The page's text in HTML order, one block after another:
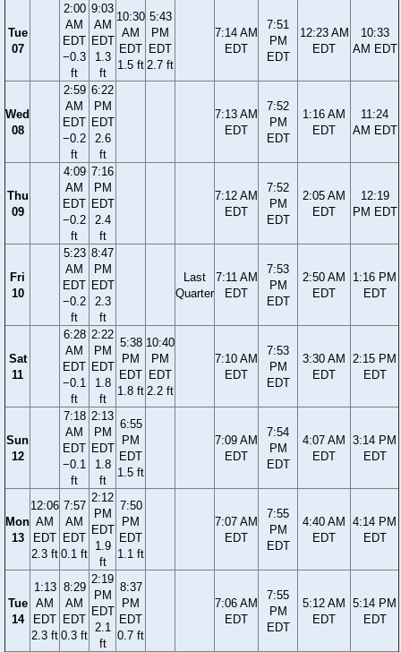
Tue
07
2:00
AM
EDT
−0.3
ft
9:03
AM
EDT
1.3
ft
10:30
AM
EDT
1.5 ft
5:43
PM
EDT
2.7 ft
7:14 AM
EDT
7:51
PM
EDT
12:23 AM
EDT
10:33
AM EDT
Wed
08
2:59
AM
EDT
−0.2
ft
6:22
PM
EDT
2.6
ft
7:13 AM
EDT
7:52
PM
EDT
1:16 AM
EDT
11:24
AM EDT
Thu
09
4:09
AM
EDT
−0.2
ft
7:16
PM
EDT
2.4
ft
7:12 AM
EDT
7:52
PM
EDT
2:05 AM
EDT
12:19
PM EDT
Fri
10
5:23
AM
EDT
−0.2
ft
8:47
PM
EDT
2.3
ft
Last
Quarter
7:11 AM
EDT
7:53
PM
EDT
2:50 AM
EDT
1:16 PM
EDT
Sat
11
6:28
AM
EDT
−0.1
ft
2:22
PM
EDT
1.8
ft
5:38
PM
EDT
1.8 ft
10:40
PM
EDT
2.2 ft
7:10 AM
EDT
7:53
PM
EDT
3:30 AM
EDT
2:15 PM
EDT
Sun
12
7:18
AM
EDT
−0.1
ft
2:13
PM
EDT
1.8
ft
6:55
PM
EDT
1.5 ft
7:09 AM
EDT
7:54
PM
EDT
4:07 AM
EDT
3:14 PM
EDT
Mon
13
12:06
AM
EDT
2.3 ft
7:57
AM
EDT
0.1 ft
2:12
PM
EDT
1.9
ft
7:50
PM
EDT
1.1 ft
7:07 AM
EDT
7:55
PM
EDT
4:40 AM
EDT
4:14 PM
EDT
Tue
14
1:13
AM
EDT
2.3 ft
8:29
AM
EDT
0.3 ft
2:19
PM
EDT
2.1
ft
8:37
PM
EDT
0.7 ft
7:06 AM
EDT
7:55
PM
EDT
5:12 AM
EDT
5:14 PM
EDT